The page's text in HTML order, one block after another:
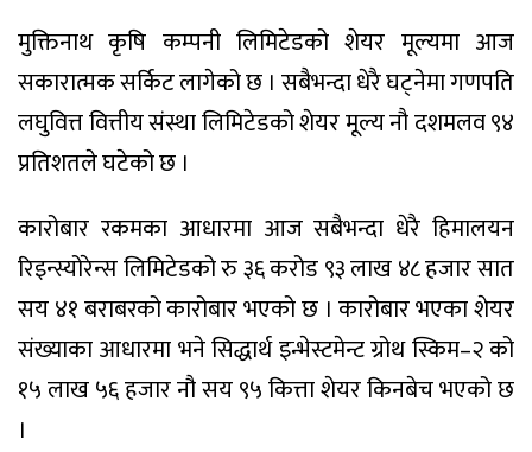
मुक्तिनाथ कृषि कम्पनी लिमिटेडको शेयर मूल्यमा आज
सकारात्मक सर्किट लागेको छ । सबैभन्दा धेरै घट्नेमा गणपति
लघुवित्त वित्तीय संस्था लिमिटेडको शेयर मूल्य नौ दशमलव ९४
प्रतिशतले घटेको छ ।
कारोबार रकमका आधारमा आज सबैभन्दा धेरै हिमालयन
रिइन्स्योरेन्स लिमिटेडको रु ३६ करोड ९३ लाख ४८ हजार सात
सय ४१ बराबरको कारोबार भएको छ । कारोबार भएका शेयर
संख्याका आधारमा भने सिद्धार्थ इन्भेस्टमेन्ट ग्रोथ स्किम–२ को
१५ लाख ५६ हजार नौ सय ९५ कित्ता शेयर किनबेच भएको छ
।